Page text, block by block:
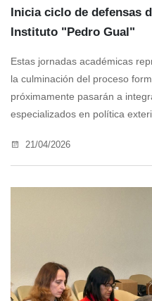
Inicia ciclo de defensas
Instituto "Pedro Gual"
Estas jornadas académicas
la culminación del proceso
próximamente pasarán a
especializados en política
21/04/2026